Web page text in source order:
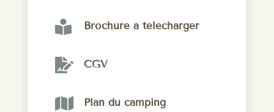
 Brochure à télécharger
 CGV
 Plan du camping